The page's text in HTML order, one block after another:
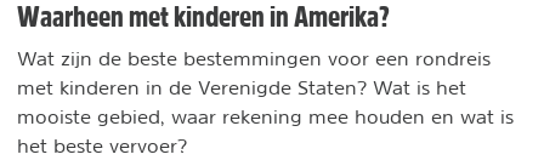
Waarheen met kinderen in Amerika?
Wat zijn de beste bestemmingen voor een rondreis
met kinderen in de Verenigde Staten? Wat is het
mooiste gebied, waar rekening mee houden en wat is
het beste vervoer?